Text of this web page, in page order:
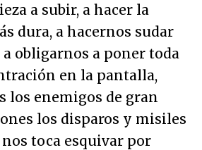
a subir, a hacer la
dura, a hacernos sudar
obligarnos a poner toda
en la pantalla,
los enemigos de gran
los disparos y misiles
toca esquivar por